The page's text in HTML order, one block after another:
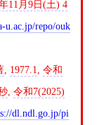
11月9日(土) 4
u.ac.jp/repo/ouk
1977.1 ,令和
, 令和7(2025)
dl.ndl.go.jp/pi